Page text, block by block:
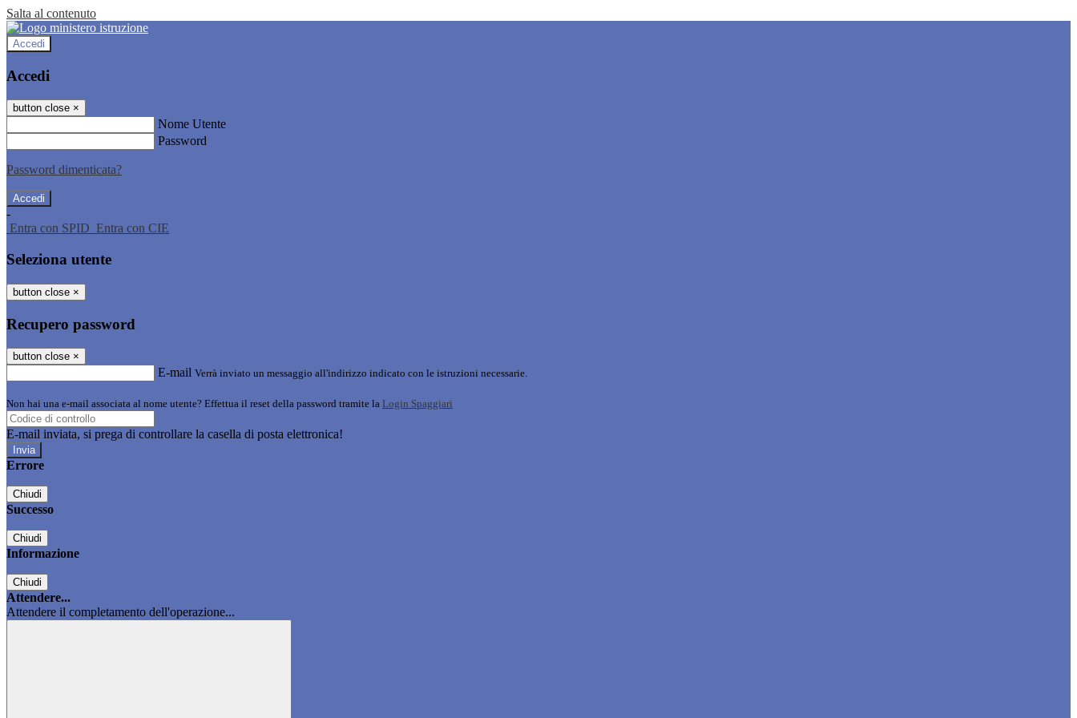
Salta al contenuto
Accedi
Accedi
button close ×
Nome Utente
Password
Password dimenticata?
-
Entra con SPID Entra con CIE
Seleziona utente
button close ×
Recupero password
button close ×
E-mail Verrà inviato un messaggio all'indirizzo indicato con le istruzioni necessarie.
Non hai una e-mail associata al nome utente? Effettua il reset della password tramite la Login Spaggiari
E-mail inviata, si prega di controllare la casella di posta elettronica!
Errore
Chiudi
Successo
Chiudi
Informazione
Chiudi
Attendere...
Attendere il completamento dell'operazione...